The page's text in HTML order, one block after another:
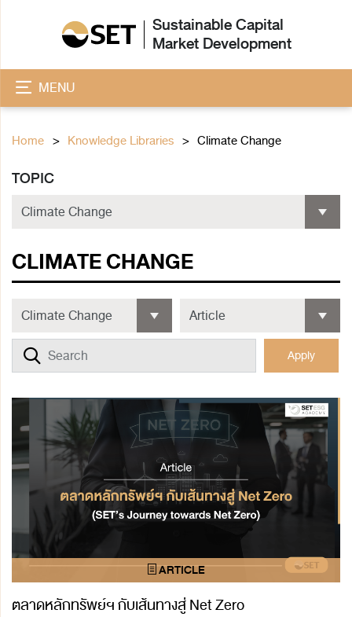
Sustainable Capital
Market Development
MENU
Home Knowledge Libraries Climate Change
TOPIC
CLIMATE CHANGE
Apply
ตลาดหลักทรัพย์ฯ กับเส้นทางสู่ Net Zero